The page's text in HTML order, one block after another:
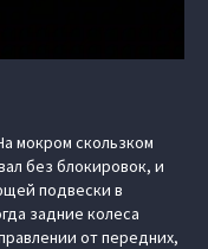
мокром скользком
без блокировок, и
подвески в
задние колеса
от передних,